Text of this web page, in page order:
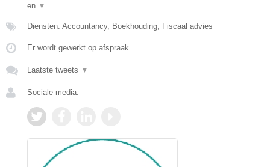
en ▼
Diensten: Accountancy, Boekhouding, Fiscaal advies
Er wordt gewerkt op afspraak.
Laatste tweets ▼
Sociale media: